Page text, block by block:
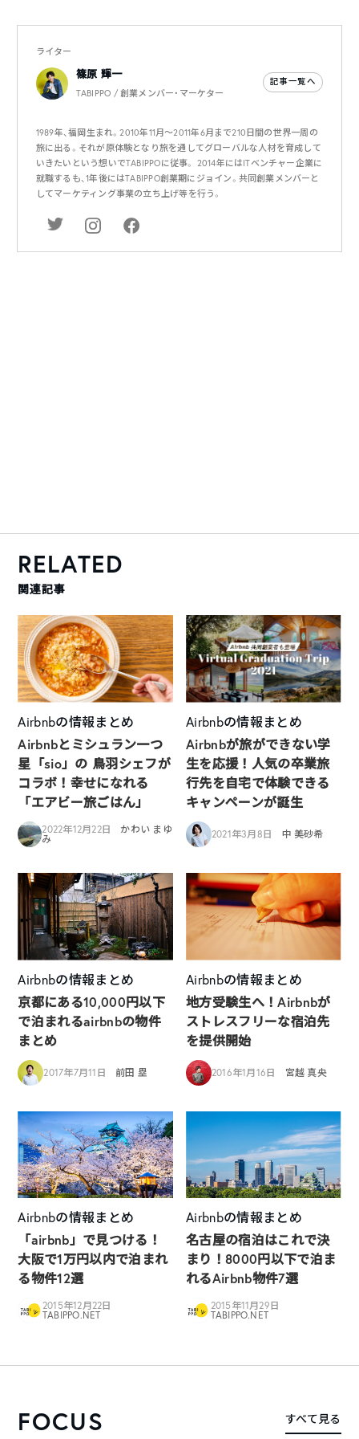
ライター
篠原 輝一
TABIPPO / 創業メンバー・マーケター
記事一覧へ
1989年、福岡生まれ。2010年11月〜2011年6月まで210日間の世界一周の
旅に出る。それが原体験となり旅を通してグローバルな人材を育成して
いきたいという想いでTABIPPOに従事。 2014年にはITベンチャー企業に
就職するも、1年後にはTABIPPO創業期にジョイン。共同創業メンバーと
してマーケティング事業の立ち上げ等を行う。
RELATED
関連記事
Airbnbの情報まとめ
Airbnbとミシュラン一つ
星「sio」の 鳥羽シェフが
コラボ！幸せになれる
「エアビー旅ごはん」
2022年12月22日
かわい まゆ
み
Airbnbの情報まとめ
Airbnbが旅ができない学
生を応援！人気の卒業旅
行先を自宅で体験できる
キャンペーンが誕生
2021年3月8日 中 美砂希
Airbnbの情報まとめ
京都にある10,000円以下
で泊まれるairbnbの物件
まとめ
2017年7月11日 前田 塁
Airbnbの情報まとめ
地方受験生へ！Airbnbが
ストレスフリーな宿泊先
を提供開始
2016年1月16日 宮越 真央
Airbnbの情報まとめ
「airbnb」で見つける！
大阪で1万円以内で泊まれ
る物件12選
2015年12月22日
TABIPPO.NET
Airbnbの情報まとめ
名古屋の宿泊はこれで決
まり！8000円以下で泊ま
れるAirbnb物件7選
2015年11月29日
TABIPPO.NET
FOCUS すべて見る